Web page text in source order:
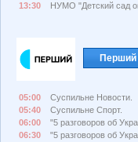
13:30
НУМО "Детский сад
Перший
05:00
Суспильне Новости.
05:40
Суспильне Спорт.
06:00
"5 разговоров об
06:30
"5 разговоров об